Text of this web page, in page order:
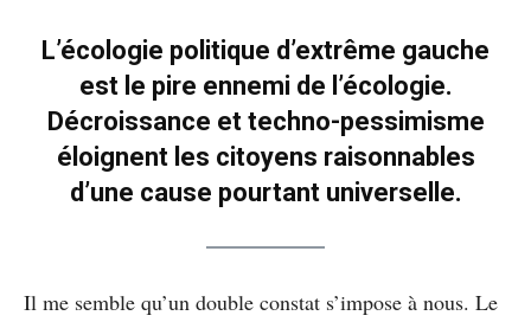
L’écologie politique d’extrême gauche
est le pire ennemi de l’écologie.
Décroissance et techno-pessimisme
éloignent les citoyens raisonnables
d’une cause pourtant universelle.
Il me semble qu’un double constat s’impose à nous. Le